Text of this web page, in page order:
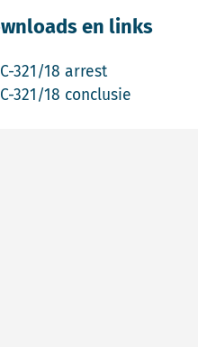
en links
C-321/18 arrest
bestand C-321/18
C-321/18 conclusie
bestand C-321/18